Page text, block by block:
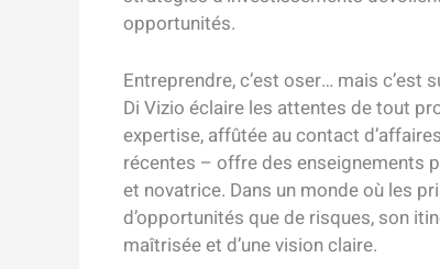
opportunités.
Entreprendre, c’est oser… mais
Di Vizio éclaire les attentes de tout
expertise, affûtée au contact
récentes – offre des enseignements
et novatrice. Dans un monde où les
d’opportunités que de risques, son
maîtrisée et d’une vision claire.